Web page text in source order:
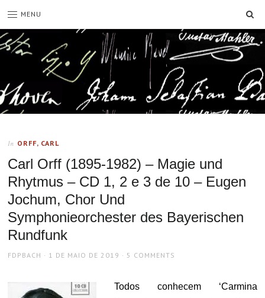
MENU
In ORFF, CARL
Carl Orff (1895-1982) – Magie und
Rhytmus – CD 1, 2 e 3 de 10 – Eugen
Jochum, Chor Und
Symphonieorchester des Bayerischen
Rundfunk
AUTHOR
FDPBACH
POSTED
1 DE MAIO DE 2019 5 COMMENTS
Todos conhecem ‘Carmina